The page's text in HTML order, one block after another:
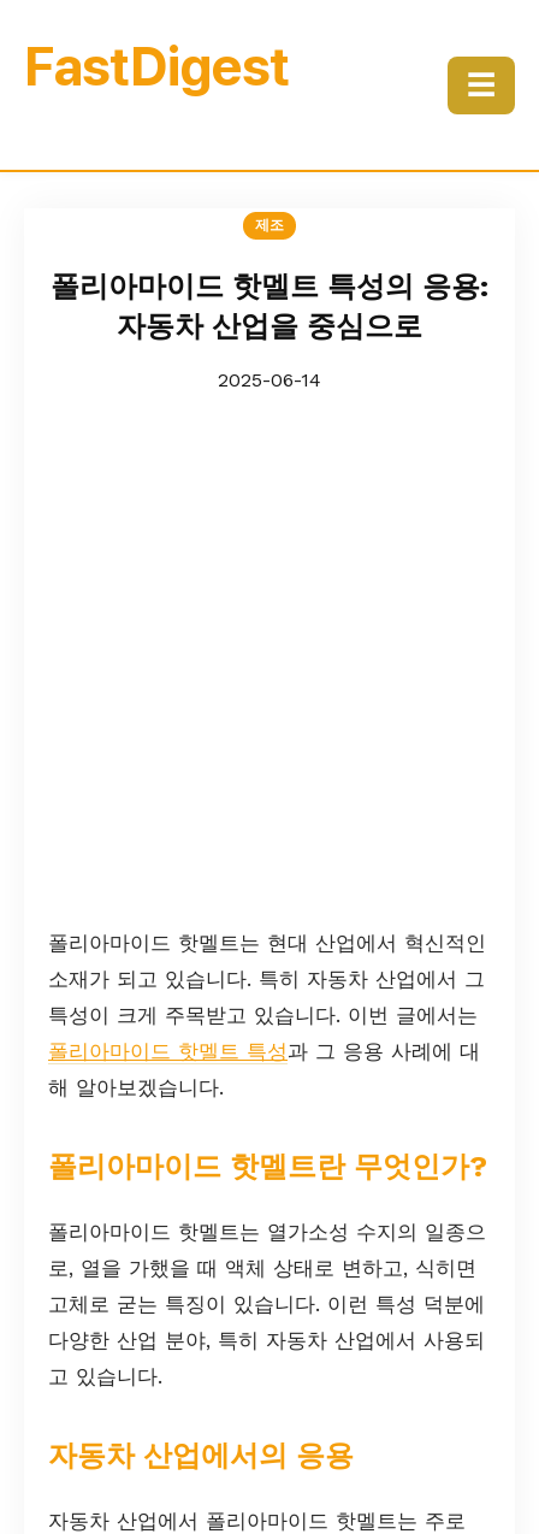
FastDigest ☰
제조
폴리아마이드 핫멜트 특성의 응용:
자동차 산업을 중심으로
2025-06-14
폴리아마이드 핫멜트는 현대 산업에서 혁신적인
소재가 되고 있습니다. 특히 자동차 산업에서 그
특성이 크게 주목받고 있습니다. 이번 글에서는
폴리아마이드 핫멜트 특성과 그 응용 사례에 대
해 알아보겠습니다.
폴리아마이드 핫멜트란 무엇인가?
폴리아마이드 핫멜트는 열가소성 수지의 일종으
로, 열을 가했을 때 액체 상태로 변하고, 식히면
고체로 굳는 특징이 있습니다. 이런 특성 덕분에
다양한 산업 분야, 특히 자동차 산업에서 사용되
고 있습니다.
자동차 산업에서의 응용
자동차 산업에서 폴리아마이드 핫멜트는 주로